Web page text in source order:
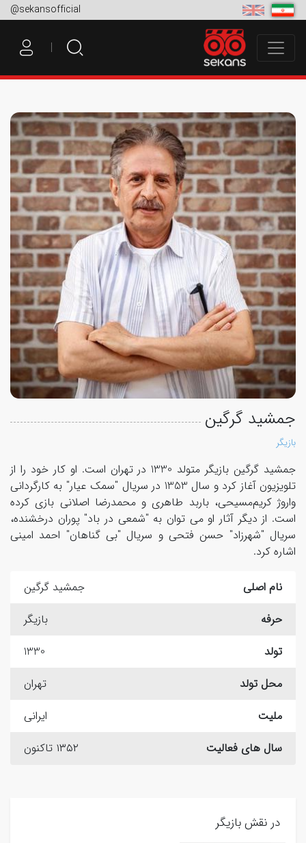
@sekansofficial
جمشید گرگین
بازیگر
جمشید گرگین بازیگر متولد 1330 در تهران است. او کار خود را از
تلویزیون آغاز کرد و سال 1353 در سریال "سمک عیار" به کارگردانی
واروژ کریم‌مسیحی، باربد طاهری و محمدرضا اصلانی بازی کرده
است. از دیگر آثار او می توان به "شمعی در باد" پوران درخشنده،
سریال "شهرزاد" حسن فتحی و سریال "بی گناهان" احمد امینی
اشاره کرد.
نام اصلی
جمشید گرگین
حرفه
بازیگر
تولد
1330
محل تولد
تهران
ملیت
ایرانی
سال های فعالیت
۱۳۵۲ تاکنون
در نقش بازیگر